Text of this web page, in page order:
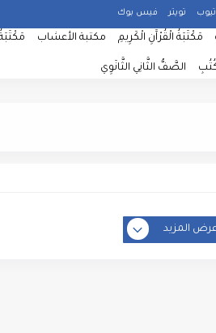
تويتر فيس بوك
مَكْتَبَةُ الْقُرْآَنِ الْكَرِيمِ مكتبة الأعشاب
الصَّفُّ الثَّانِي الثَّانَوِي
المزيد